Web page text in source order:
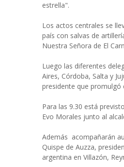
estrella".
Los actos centrales se
país con salvas de
Nuestra Señora de El
Luego las diferentes
Aires, Córdoba, Salta y
presidente que promulgó
Para las 9.30 está
Evo Morales junto al
Además acompañarán
Quispe de Auzza,
argentina en Villazón,